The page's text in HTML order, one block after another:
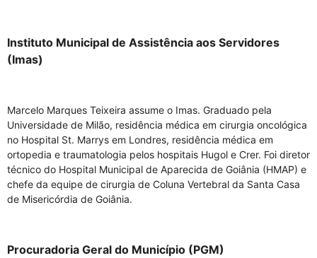
Instituto Municipal de Assistência aos Servidores
(Imas)
Marcelo Marques Teixeira assume o Imas. Graduado pela
Universidade de Milão, residência médica em cirurgia oncológica
no Hospital St. Marrys em Londres, residência médica em
ortopedia e traumatologia pelos hospitais Hugol e Crer. Foi diretor
técnico do Hospital Municipal de Aparecida de Goiânia (HMAP) e
chefe da equipe de cirurgia de Coluna Vertebral da Santa Casa
de Misericórdia de Goiânia.
Procuradoria Geral do Município (PGM)